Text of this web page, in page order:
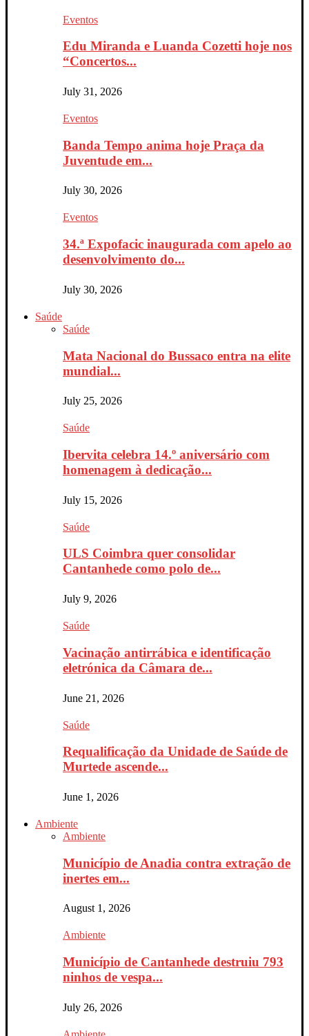
Eventos
Edu Miranda e Luanda Cozetti hoje nos
“Concertos...
July 31, 2026
Eventos
Banda Tempo anima hoje Praça da
Juventude em...
July 30, 2026
Eventos
34.ª Expofacic inaugurada com apelo ao
desenvolvimento do...
July 30, 2026
Saúde
Saúde
Mata Nacional do Bussaco entra na elite
mundial...
July 25, 2026
Saúde
Ibervita celebra 14.º aniversário com
homenagem à dedicação...
July 15, 2026
Saúde
ULS Coimbra quer consolidar
Cantanhede como polo de...
July 9, 2026
Saúde
Vacinação antirrábica e identificação
eletrónica da Câmara de...
June 21, 2026
Saúde
Requalificação da Unidade de Saúde de
Murtede ascende...
June 1, 2026
Ambiente
Ambiente
Município de Anadia contra extração de
inertes em...
August 1, 2026
Ambiente
Município de Cantanhede destruiu 793
ninhos de vespa...
July 26, 2026